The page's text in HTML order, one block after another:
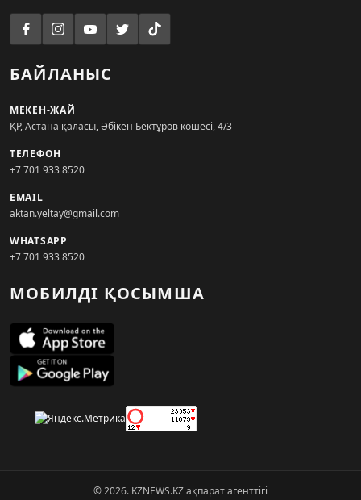
БАЙЛАНЫС
МЕКЕН-ЖАЙ
ҚР, Астана қаласы, Әбікен Бектұров көшесі, 4/3
ТЕЛЕФОН
+7 701 933 8520
EMAIL
aktan.yeltay@gmail.com
WHATSAPP
+7 701 933 8520
МОБИЛДІ ҚОСЫМША
© 2026. KZNEWS.KZ ақпарат агенттігі